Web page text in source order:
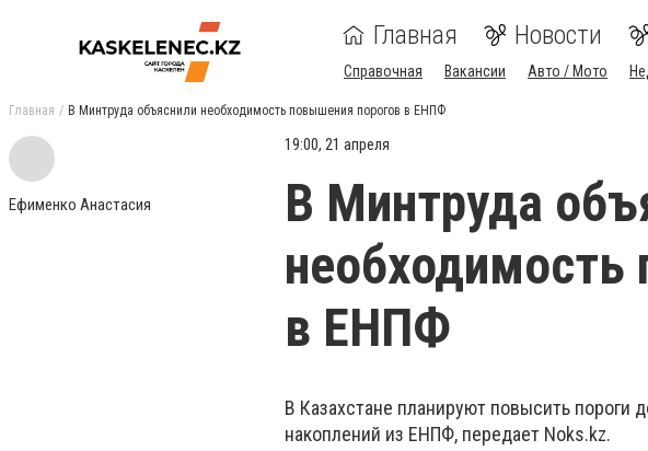
Главная Новости
Справочная Вакансии Авто / Мото
Главная В Минтруда объяснили необходимость повышения порогов в ЕНПФ
Ефименко Анастасия
19:00, 21 апреля
В Минтруда
в ЕНПФ
В Казахстане планируют повысить пороги
накоплений из ЕНПФ, передает Noks.kz.